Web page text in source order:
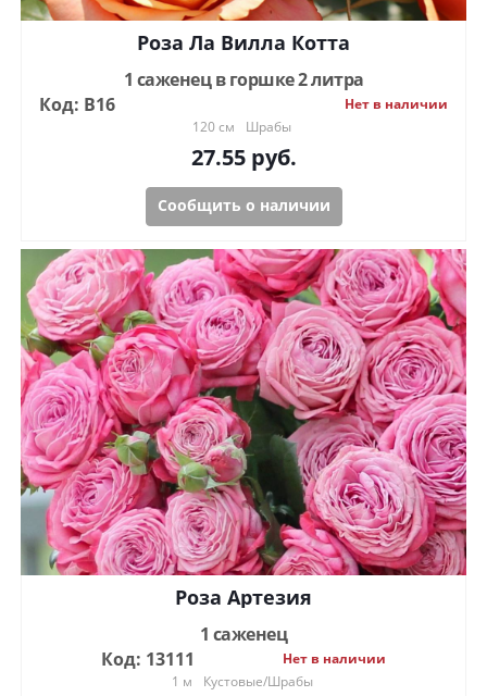
Роза Ла Вилла Котта
1 саженец в горшке 2 литра
Код: В16
Нет в наличии
120 см
Шрабы
27.55руб.
Сообщить о наличии
Роза Артезия
1 саженец
Код: 13111
Нет в наличии
1 м
Кустовые/Шрабы